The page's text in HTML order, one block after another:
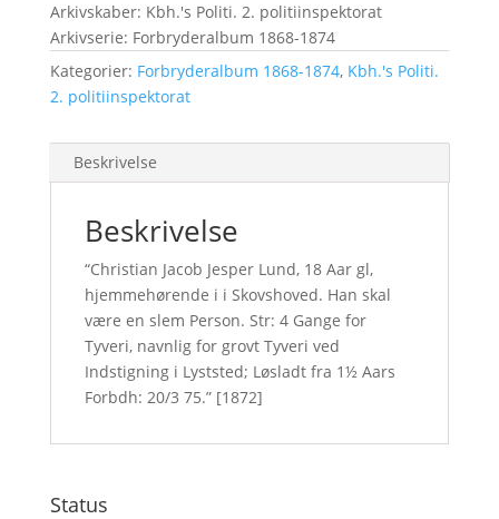
Arkivskaber: Kbh.'s Politi. 2. politiinspektorat
Arkivserie: Forbryderalbum 1868-1874
Kategorier: Forbryderalbum 1868-1874, Kbh.'s Politi.
2. politiinspektorat
Beskrivelse
Beskrivelse
“Christian Jacob Jesper Lund, 18 Aar gl,
hjemmehørende i i Skovshoved. Han skal
være en slem Person. Str: 4 Gange for
Tyveri, navnlig for grovt Tyveri ved
Indstigning i Lyststed; Løsladt fra 1½ Aars
Forbdh: 20/3 75.” [1872]
Status